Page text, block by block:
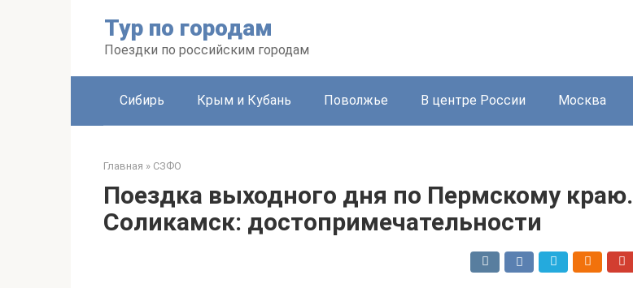
Тур по городам
Поездки по российским городам
Сибирь Крым и Кубань Поволжье В центре России Москва
Главная » СЗФО
Поездка выходного дня по Пермскому краю.
Соликамск: достопримечательности